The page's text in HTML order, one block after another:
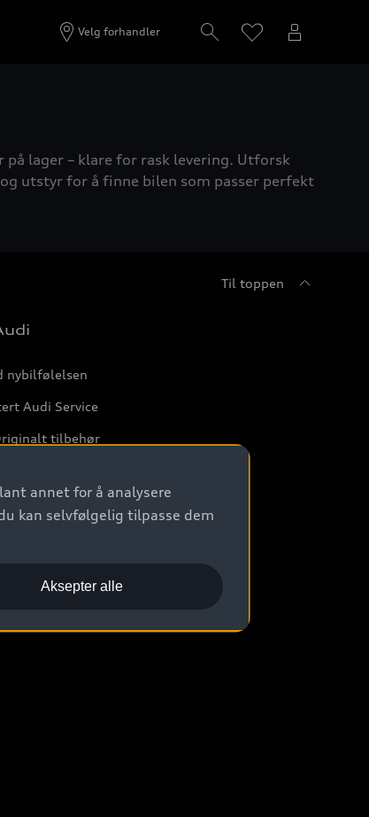
Velg forhandler
lager – klare for rask levering. Utforsk
utstyr for å finne bilen som passer perfekt
Til toppen
nybilfølelsen
Audi Service
tilbehør
annet for å analysere
kan selvfølgelig tilpasse dem
Aksepter alle